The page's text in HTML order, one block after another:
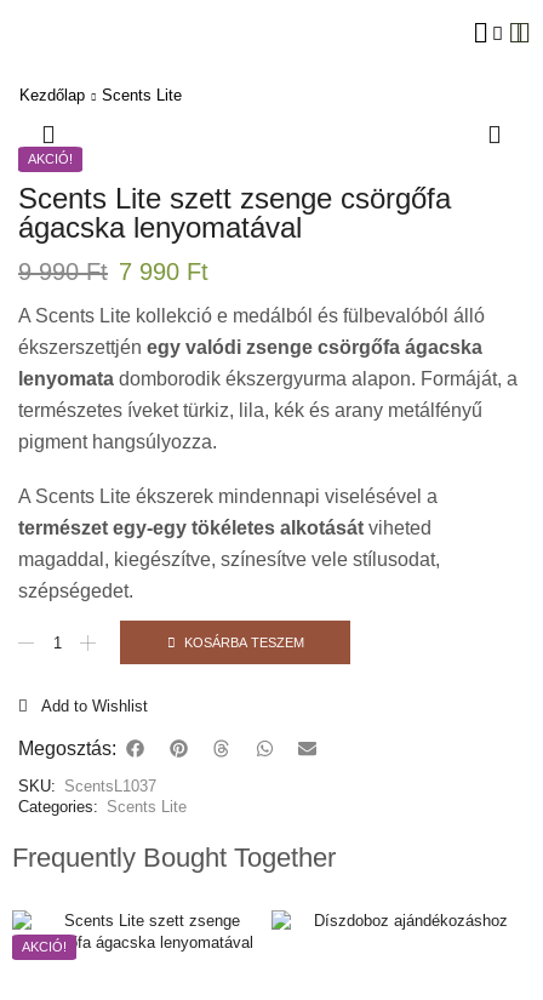
Kezdőlap Scents Lite
AKCIÓ!
Scents Lite szett zsenge csörgőfa
ágacska lenyomatával
9 990Ft 7 990 Ft
A Scents Lite kollekció e medálból és fülbevalóból álló
ékszerszettjén egy valódi zsenge csörgőfa ágacska
lenyomata domborodik ékszergyurma alapon. Formáját, a
természetes íveket türkiz, lila, kék és arany metálfényű
pigment hangsúlyozza.
A Scents Lite ékszerek mindennapi viselésével a
természet egy-egy tökéletes alkotását viheted
magaddal, kiegészítve, színesítve vele stílusodat,
szépségedet.
KOSÁRBA TESZEM
Add to Wishlist
Megosztás:
SKU: ScentsL1037
Categories: Scents Lite
Frequently Bought Together
AKCIÓ!